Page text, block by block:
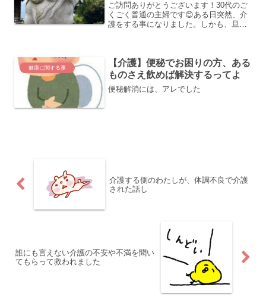
ご訪問ありがとうございます！30代のご
くごく普通の主婦です😊ある日突然、介
護をする事になりました。しかも、旦那
を持っていただいた...
健康に関する事
【介護】便秘でお困りの方、ある
ものさえ飲めば解決するってよ
便秘解消には、アレでした
介護する側のわたしが、体調不良で介護
された話し
誰にも言えない介護の不安や不満を聞い
てもらって救われました